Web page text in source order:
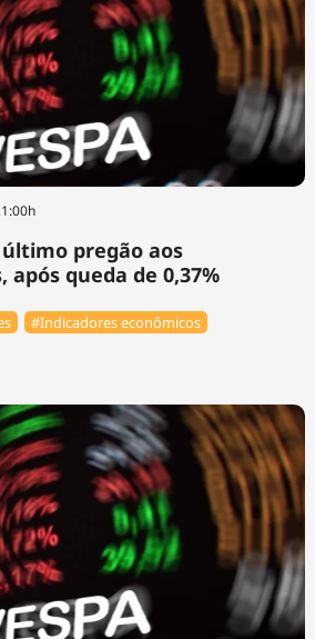
pregão aos
após queda de 0,37%
#Indicadores econômicos